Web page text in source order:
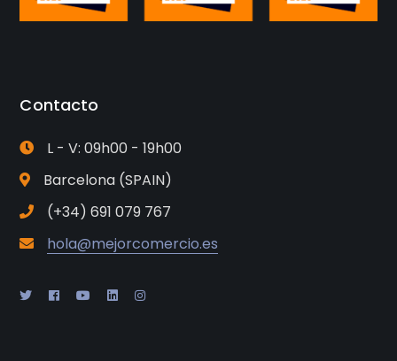
Contacto
L - V: 09h00 - 19h00
Barcelona (SPAIN)
(+34) 691 079 767
hola@mejorcomercio.es